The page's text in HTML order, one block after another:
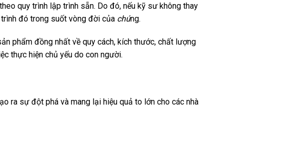
quy trình lập trình sẵn. Do đó, nếu kỹ sư không thay
đó trong suốt vòng đời của chúng.
phẩm đồng nhất về quy cách, kích thước, chất lượng
thực hiện chủ yếu do con người.
ra sự đột phá và mang lại hiệu quả to lớn cho các nhà